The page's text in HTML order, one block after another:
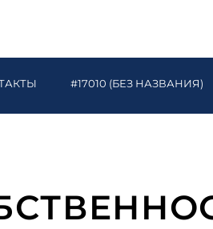
#17010 (БЕЗ НАЗВАНИЯ)